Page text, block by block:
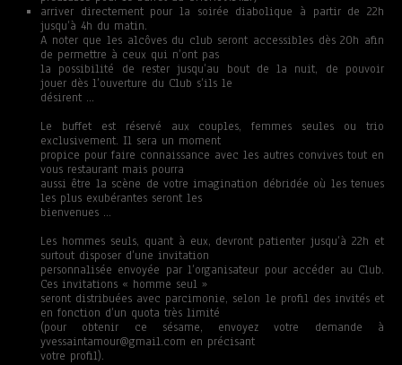
arriver directement pour la soirée diabolique à partir de 22h
jusqu’à 4h du matin.
A noter que les alcôves du club seront accessibles dès 20h afin
de permettre à ceux qui n’ont pas
la possibilité de rester jusqu’au bout de la nuit, de pouvoir
jouer dès l’ouverture du Club s’ils le
désirent …
Le buffet est réservé aux couples, femmes seules ou trio
exclusivement. Il sera un moment
propice pour faire connaissance avec les autres convives tout en
vous restaurant mais pourra
aussi être la scène de votre imagination débridée où les tenues
les plus exubérantes seront les
bienvenues …
Les hommes seuls, quant à eux, devront patienter jusqu’à 22h et
surtout disposer d’une invitation
personnalisée envoyée par l’organisateur pour accéder au Club.
Ces invitations « homme seul »
seront distribuées avec parcimonie, selon le profil des invités et
en fonction d’un quota très limité
(pour obtenir ce sésame, envoyez votre demande à
yvessaintamour@gmail.com en précisant
votre profil).